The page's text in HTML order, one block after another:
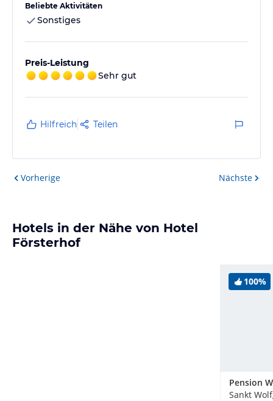
Beliebte Aktivitäten
Sonstiges
Preis-Leistung
Sehr gut
Hilfreich Teilen
Vorherige Nächste
Hotels in der Nähe von Hotel
Försterhof
100%